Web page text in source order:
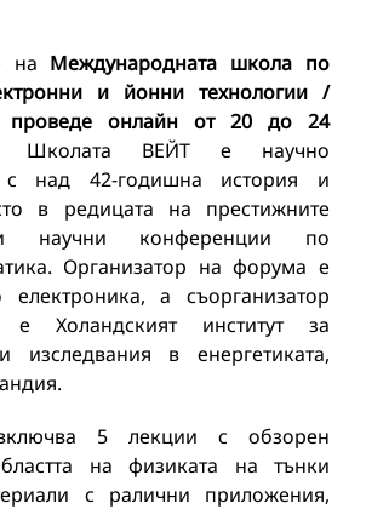
на Международната школа по
и йонни технологии /
онлайн от 20 до 24
Школата ВЕЙТ е научно
с над 42-годишна история и
в редицата на престижните
научни конференции по
Организатор на форума е
електроника, а съорганизатор
е Холандският институт за
изследвания в енергетиката,
5 лекции с обзорен
на физиката на тънки
с ралични приложения,